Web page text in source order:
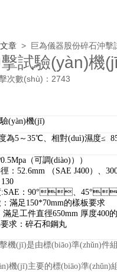
章 > 巨為儀器股份碎石沖
試驗(yàn)機
數(shù)：2743
(yàn)機(jī)
為5 ～ 35℃、相對(duì)濕度≤
0.5Mpa （可調(diào)）
）
： 52.6mm （ SAE J400）、
130
:SAE ： 90°、 45°
滿足150*70mm的樣板要求
滿足工件直徑650mm 厚度400
求 ： 碎石和鋼丸
機(jī)是由標(biāo)準(zhǔn)件
機(jī)主要的標(biāo)準(zhǔn)